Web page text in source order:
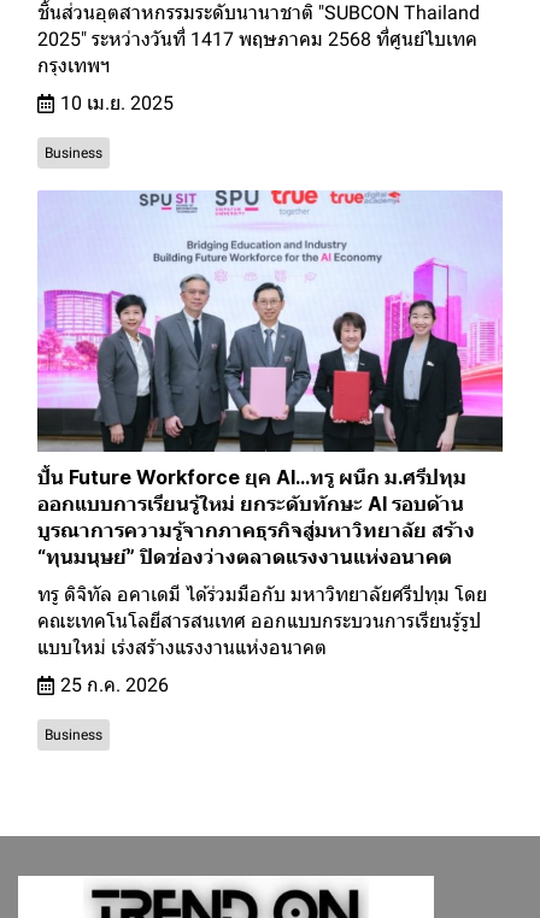
ชิ้นส่วนอุตสาหกรรมระดับนานาชาติ "SUBCON Thailand
2025" ระหว่างวันที่ 1417 พฤษภาคม 2568 ที่ศูนย์ไบเทค
กรุงเทพฯ
10 เม.ย. 2025
Business
ปั้น Future Workforce ยุค AI…ทรู ผนึก ม.ศรีปทุม
ออกแบบการเรียนรู้ใหม่ ยกระดับทักษะ AI รอบด้าน
บูรณาการความรู้จากภาคธุรกิจสู่มหาวิทยาลัย สร้าง
“ทุนมนุษย์” ปิดช่องว่างตลาดแรงงานแห่งอนาคต
ทรู ดิจิทัล อคาเดมี ได้ร่วมมือกับ มหาวิทยาลัยศรีปทุม โดย
คณะเทคโนโลยีสารสนเทศ ออกแบบกระบวนการเรียนรู้รูป
แบบใหม่ เร่งสร้างแรงงานแห่งอนาคต
25 ก.ค. 2026
Business